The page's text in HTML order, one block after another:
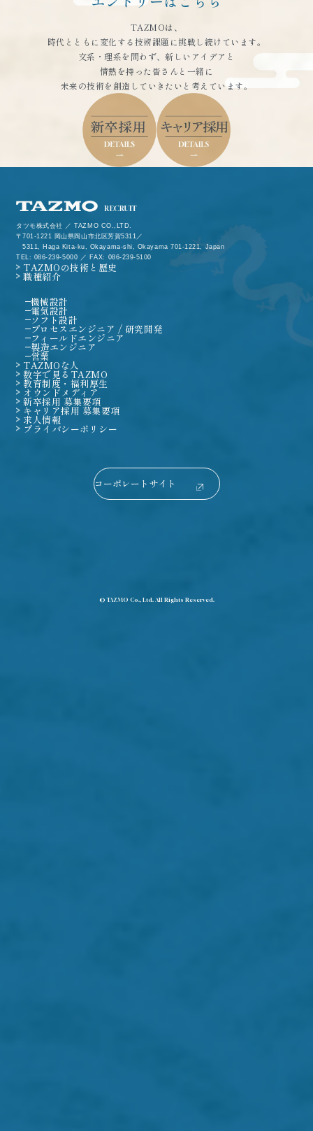
TAZMOは、
時代とともに変化する技術課題に挑戦し続けています。
文系・理系を問わず、新しいアイデアと
情熱を持った皆さんと一緒に
未来の技術を創造していきたいと考えています。
タツモ株式会社 ／ TAZMO CO.,LTD.
701-1221 岡山県岡山市北区芳賀5311／
5311, Haga Kita-ku, Okayama-shi, Okayama 701-1221, Japan
TEL: 086-239-5000 ／ FAX: 086-239-5100
TAZMOの技術と歴史
職種紹介
機械設計
電気設計
ソフト設計
プロセスエンジニア / 研究開発
フィールドエンジニア
製造エンジニア
営業
TAZMOな人
数字で見るTAZMO
教育制度・福利厚生
オウンドメディア
新卒採用 募集要項
キャリア採用 募集要項
求人情報
プライバシーポリシー
コーポレートサイト
© TAZMO Co., Ltd. All Rights Reserved.